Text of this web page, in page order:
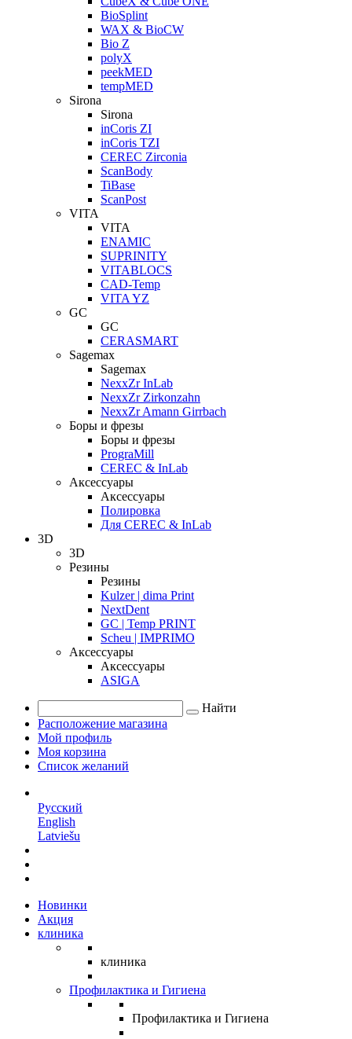
BioSplint
WAX & BioCW
Bio Z
polyX
peekMED
tempMED
Sirona
Sirona
inCoris ZI
inCoris TZI
CEREC Zirconia
ScanBody
TiBase
ScanPost
VITA
VITA
ENAMIC
SUPRINITY
VITABLOCS
CAD-Temp
VITA YZ
GC
GC
CERASMART
Sagemax
Sagemax
NexxZr InLab
NexxZr Zirkonzahn
NexxZr Amann Girrbach
Боры и фрезы
Боры и фрезы
PrograMill
CEREC & InLab
Аксессуары
Аксессуары
Полировка
Для CEREC & InLab
3D
3D
Резины
Резины
Kulzer | dima Print
NextDent
GC | Temp PRINT
Scheu | IMPRIMO
Аксессуары
Аксессуары
ASIGA
Найти
Расположение магазина
Мой профиль
Моя корзина
Список желаний
Русский
English
Latviešu
Новинки
Акция
клиника
клиника
Профилактика и Гигиена
Профилактика и Гигиена